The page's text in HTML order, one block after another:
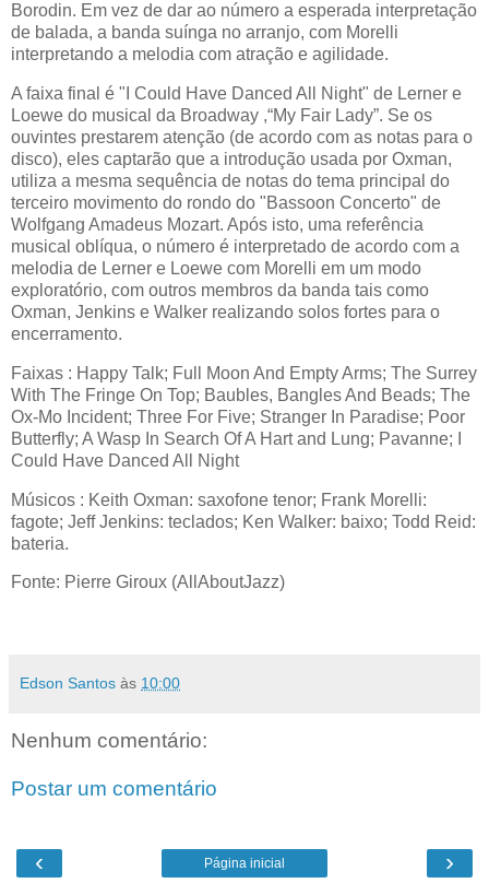
Borodin. Em vez de dar ao número a esperada interpretação
de balada, a banda suínga no arranjo, com Morelli
interpretando a melodia com atração e agilidade.
A faixa final é "I Could Have Danced All Night" de Lerner e
Loewe do musical da Broadway ,“My Fair Lady”. Se os
ouvintes prestarem atenção (de acordo com as notas para o
disco), eles captarão que a introdução usada por Oxman,
utiliza a mesma sequência de notas do tema principal do
terceiro movimento do rondo do "Bassoon Concerto" de
Wolfgang Amadeus Mozart. Após isto, uma referência
musical oblíqua, o número é interpretado de acordo com a
melodia de Lerner e Loewe com Morelli em um modo
exploratório, com outros membros da banda tais como
Oxman, Jenkins e Walker realizando solos fortes para o
encerramento.
Faixas : Happy Talk; Full Moon And Empty Arms; The Surrey
With The Fringe On Top; Baubles, Bangles And Beads; The
Ox-Mo Incident; Three For Five; Stranger In Paradise; Poor
Butterfly; A Wasp In Search Of A Hart and Lung; Pavanne; I
Could Have Danced All Night
Músicos : Keith Oxman: saxofone tenor; Frank Morelli:
fagote; Jeff Jenkins: teclados; Ken Walker: baixo; Todd Reid:
bateria.
Fonte: Pierre Giroux (AllAboutJazz)
Edson Santos às 10:00
Nenhum comentário:
Postar um comentário
‹ ›
Página inicial